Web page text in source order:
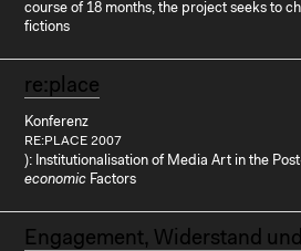
course of 18 months, the project seeks to
fictions
re:place
Konferenz
RE:PLACE 2007
): Institutionalisation of Media Art in the
economic Factors
Engagement, Widerstand